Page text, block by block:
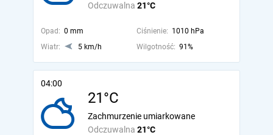
Odczuwalna 21°C
Opad: 0 mm Ciśnienie: 1010 hPa
Wiatr:
5 km/h Wilgotność: 91%
04:00
21°C
Odczuwalna 21°C
Zachmurzenie umiarkowane